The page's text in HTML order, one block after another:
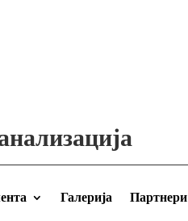
Галерија
Партнери